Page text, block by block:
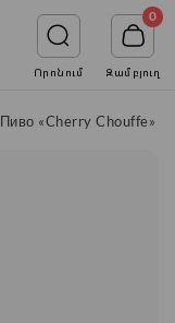
Որոնում
0
Զամբյուղ
Пиво «Cherry Chouffe»